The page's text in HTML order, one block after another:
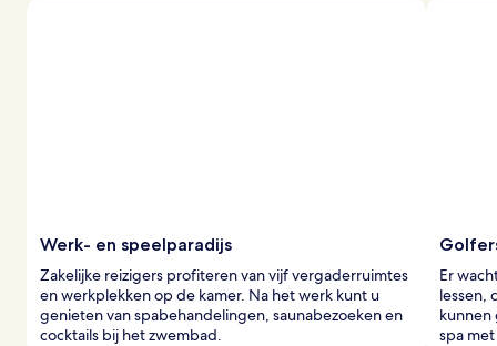
Werk- en speelparadijs
Zakelijke reizigers profiteren van vijf vergaderruimtes
en werkplekken op de kamer. Na het werk kunt u
genieten van spabehandelingen, saunabezoeken en
cocktails bij het zwembad.
Er
lessen,
kunnen
spa